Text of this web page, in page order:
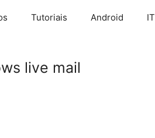
Tutoriais Android IT
live mail